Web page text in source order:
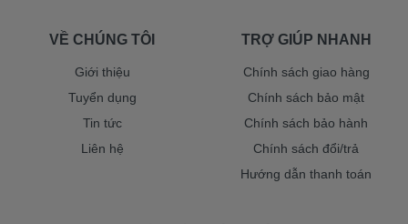
VỀ CHÚNG TÔI
Giới thiệu
Tuyển dụng
Tin tức
Liên hệ
TRỢ GIÚP NHANH
Chính sách giao hàng
Chính sách bảo mật
Chính sách bảo hành
Chính sách đổi/trả
Hướng dẫn thanh toán